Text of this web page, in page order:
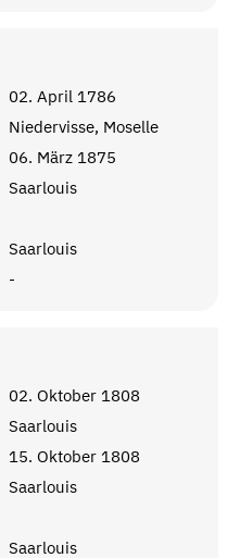
02. April 1786
Niedervisse, Moselle
06. März 1875
Saarlouis
Saarlouis
-
02. Oktober 1808
Saarlouis
15. Oktober 1808
Saarlouis
Saarlouis